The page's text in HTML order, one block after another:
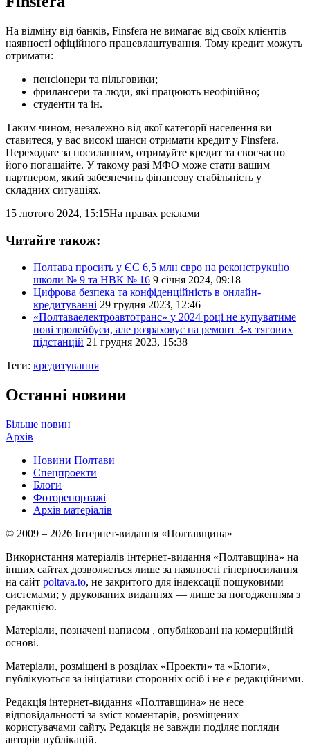
На відміну від банків, Finsfera не вимагає від своїх клієнтів
наявності офіційного працевлаштування. Тому кредит можуть
отримати:
пенсіонери та пільговики;
фрилансери та люди, які працюють неофіційно;
студенти та ін.
Таким чином, незалежно від якої категорії населення ви
ставитеся, у вас високі шанси отримати кредит у Finsfera.
Переходьте за посиланням, отримуйте кредит та своєчасно
його погашайте. У такому разі МФО може стати вашим
партнером, який забезпечить фінансову стабільність у
складних ситуаціях.
15 лютого 2024, 15:15На правах реклами
Читайте також:
Полтава просить у ЄС 6,5 млн євро на реконструкцію
школи № 9 та НВК № 16 9 січня 2024, 09:18
Цифрова безпека та конфіденційність в онлайн-
кредитуванні 29 грудня 2023, 12:46
«Полтаваелектроавтотранс» у 2024 році не купуватиме
нові тролейбуси, але розраховує на ремонт 3-х тягових
підстанцій 21 грудня 2023, 15:38
Теги: кредитування
Останні новини
Більше новин
Архів
Новини Полтави
Спецпроекти
Блоги
Фоторепортажі
Архів матеріалів
© 2009 – 2026 Інтернет-видання «Полтавщина»
Використання матеріалів інтернет-видання «Полтавщина» на
інших сайтах дозволяється лише за наявності гіперпосилання
на сайт poltava.to, не закритого для індексації пошуковими
системами; у друкованих виданнях — лише за погодженням з
редакцією.
Матеріали, позначені написом , опубліковані на комерційній
основі.
Матеріали, розміщені в розділах «Проекти» та «Блоги»,
публікуються за ініціативи сторонніх осіб і не є редакційними.
Редакція інтернет-видання «Полтавщина» не несе
відповідальності за зміст коментарів, розміщених
користувачами сайту. Редакція не завжди поділяє погляди
авторів публікацій.